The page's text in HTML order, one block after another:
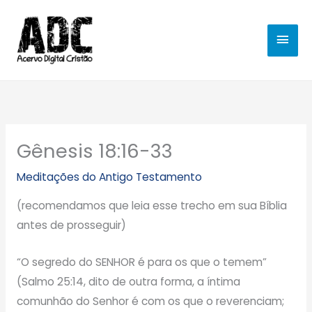
para
conteúdo
Gênesis 18:16-33
Meditações do Antigo Testamento
(recomendamos que leia esse trecho em sua Bíblia
antes de prosseguir)
“O segredo do SENHOR é para os que o temem”
(Salmo 25:14, dito de outra forma, a íntima
comunhão do Senhor é com os que o reverenciam;